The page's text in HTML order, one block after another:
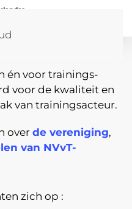
én voor trai­nings­
voor de kwaliteit en
van trainings­acteur.
over de vereniging,
van NVvT-
zich op :